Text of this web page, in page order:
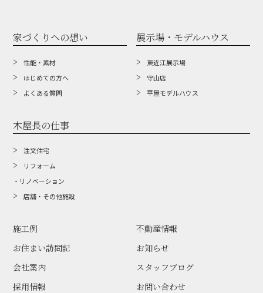
家づくりへの想い
性能・素材
はじめての方へ
よくある質問
展示場・モデルハウス
東近江展示場
守山店
平屋モデルハウス
木屋長の仕事
注文住宅
リフォーム
・リノベーション
店舗・その他施設
施工例
お住まい訪問記
会社案内
採用情報
不動産情報
お知らせ
スタッフブログ
お問い合わせ